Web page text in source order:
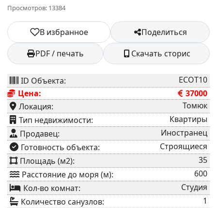
Просмотров: 13384
В избранное
Поделиться
PDF / печать
Скачать сторис
ID Объекта:
ECOT10
Цена:
37000
Локация:
Томюк
⁠Тип недвижимости:
Квартиры
Продавец:
Иностранец
⁠Готовность объекта:
Строящиеся
Площадь (м2):
35
Расстояние до моря (м):
600
Кол-во комнат:
Студия
Количество санузлов:
1